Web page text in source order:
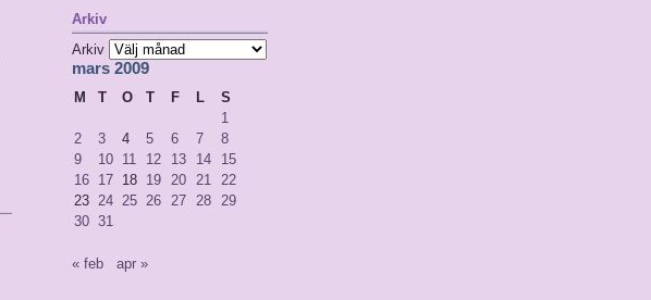
Arkiv
Arkiv
mars 2009
M T O T F L
S
1
2
3 4 5 6 7
8
9
10 11 12 13 14
15
16 17 18 19 20 21 22
23 24 25 26 27 28 29
30 31
« feb apr »